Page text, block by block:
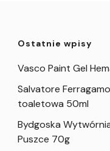
Ostatnie wpisy
Vasco Paint Gel
Salvatore
toaletowa 50ml
Bydgoska
Puszce 70g